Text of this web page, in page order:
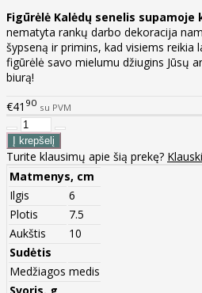
Figūrėlė Kalėdų senelis supamoje
nematyta rankų darbo dekoracija
šypseną ir primins, kad visiems reikia
figūrėlė savo mielumu džiugins Jūsų
biurą!
€41 90 su PVM
Turite klausimų apie šią prekę?
Matmenys, cm
Ilgis
6
Plotis
7.5
Aukštis
10
Sudėtis
Medžiagos medis